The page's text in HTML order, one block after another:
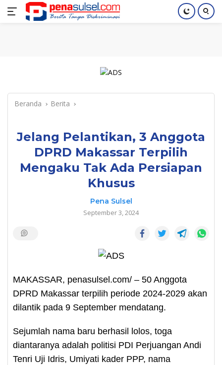
Langsung
Home Nasional Pendidikan Index
Beranda Berita
Jelang Pelantikan, 3 Anggota
DPRD Makassar Terpilih
Mengaku Tak Ada Persiapan
Khusus
Pena Sulsel
September 3, 2024
MAKASSAR, penasulsel.com/ – 50 Anggota
DPRD Makassar terpilih periode 2024-2029 akan
dilantik pada 9 September mendatang.
Sejumlah nama baru berhasil lolos, toga
diantaranya adalah politisi PDI Perjuangan Andi
Tenri Uji Idris, Umiyati kader PPP, nama